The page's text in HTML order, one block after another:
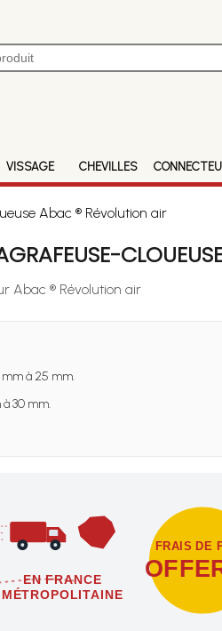
VISSAGE CHEVILLES
Abac ® Révolution air
Abac ® Révolution air
mm à 25 mm.
30 mm.
EN FRANCE
MÉTROPOLITAINE
FRAIS DE